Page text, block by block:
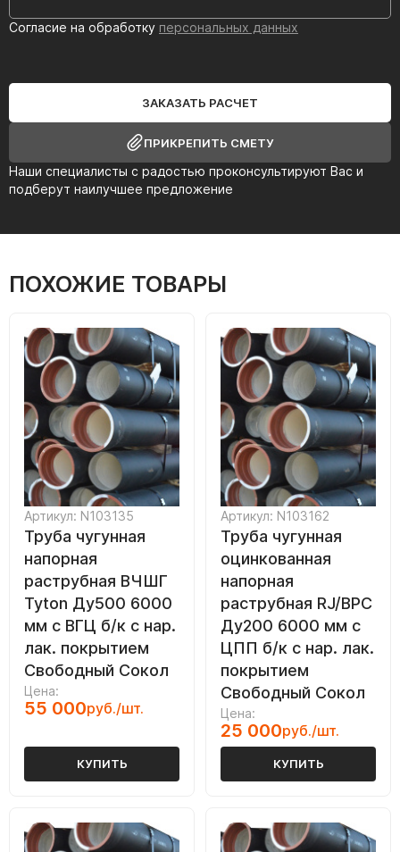
Наши специалисты с радостью проконсультируют Вас и
подберут наилучшее предложение
Согласие на обработку персональных данных
ЗАКАЗАТЬ РАСЧЕТ
ПРИКРЕПИТЬ СМЕТУ
ПОХОЖИЕ ТОВАРЫ
Артикул: N103135
Труба чугунная
напорная
раструбная ВЧШГ
Tyton Ду500 6000
мм с ВГЦ б/к с нар.
лак. покрытием
Свободный Сокол
Цена:
55 000руб./шт.
КУПИТЬ
Артикул: N103162
Труба чугунная
оцинкованная
напорная
раструбная RJ/ВРС
Ду200 6000 мм с
ЦПП б/к с нар. лак.
покрытием
Свободный Сокол
Цена:
25 000руб./шт.
КУПИТЬ